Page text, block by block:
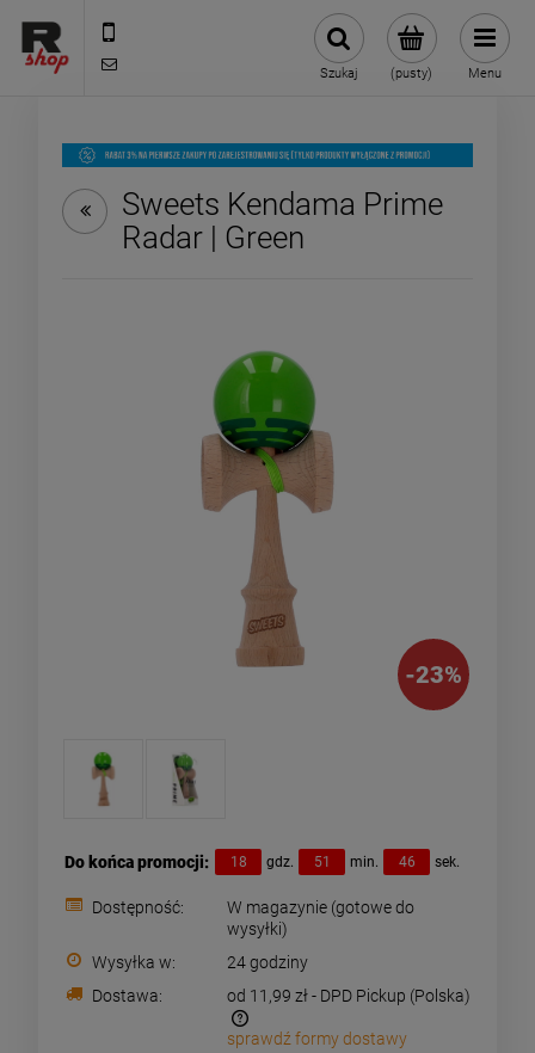
(pusty)
Szukaj Menu
Sweets Kendama Prime
Radar | Green
-23%
Do końca promocji: 18 gdz. 51 min. 45 sek.
Dostępność:
W magazynie (gotowe do
wysyłki)
Wysyłka w:
24 godziny
Dostawa:
od 11,99 zł - DPD Pickup (Polska)
Zamówienia o wartości powyżej 199pln wysyłamy za
sprawdź formy dostawy